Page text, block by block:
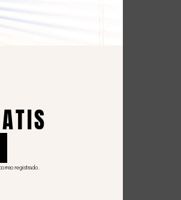
registrado.